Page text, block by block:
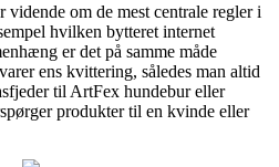
vidende om de mest centrale regler i
hvilken bytteret internet
er det på samme måde
ens kvittering, således man altid
til ArtFex hundebur eller
produkter til en kvinde eller